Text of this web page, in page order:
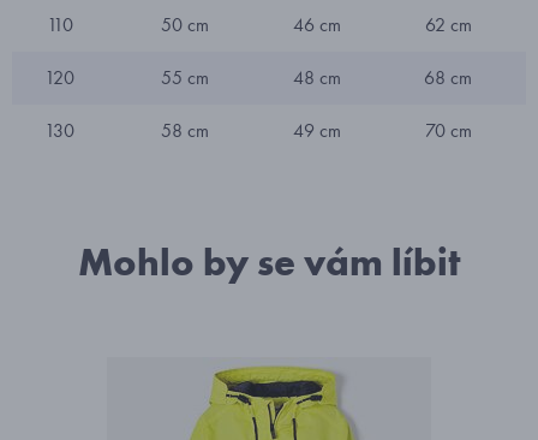
110 50 cm 46 cm 62 cm
120 55 cm 48 cm 68 cm
130 58 cm 49 cm 70 cm
Mohlo by se vám líbit